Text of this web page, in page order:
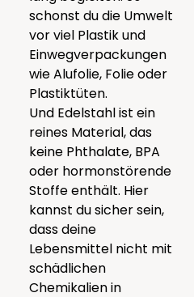
schonst du die Umwelt
vor viel Plastik und
Einwegverpackungen
wie Alufolie, Folie oder
Plastiktüten.
Und Edelstahl ist ein
reines Material, das
keine Phthalate, BPA
oder hormonstörende
Stoffe enthält. Hier
kannst du sicher sein,
dass deine
Lebensmittel nicht mit
schädlichen
Chemikalien in